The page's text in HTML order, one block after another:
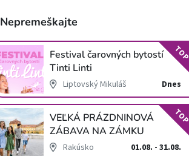
Nepremeškajte
Festival čarovných bytostí
Tinti Linti
Liptovský Mikuláš Dnes
TOP
VEĽKÁ PRÁZDNINOVÁ
ZÁBAVA NA ZÁMKU
SCHLOSS HOF
Rakúsko 01.08. - 31.08.
TOP